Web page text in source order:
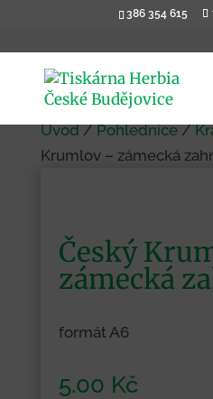
386 354 615
Úvod/Pohlednice/
Krumlov – zámecká
Český
zámecká
formát A6
5.00 Kč